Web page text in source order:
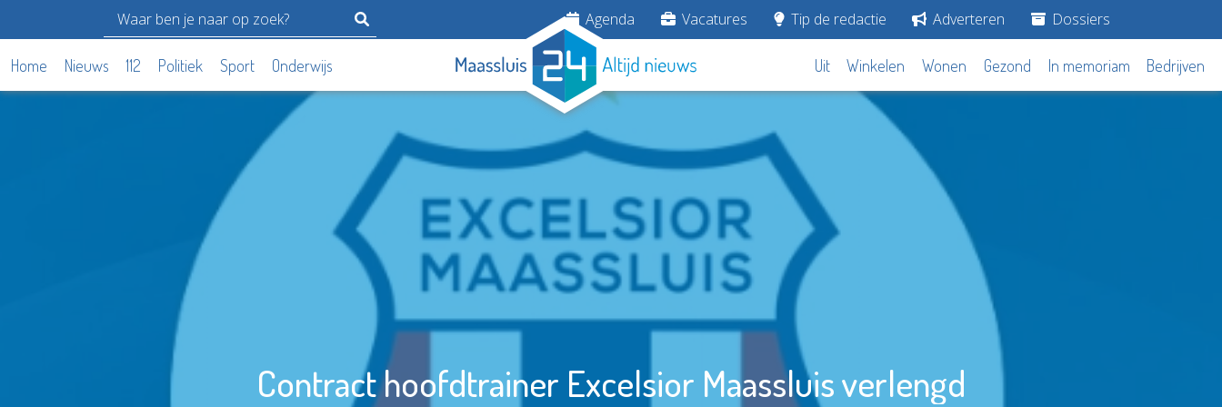
Agenda Vacatures Tip de redactie Adverteren Dossiers
Home Nieuws 112 Politiek Sport Onderwijs Uit Winkelen Wonen Gezond In memoriam Bedrijven
Contract hoofdtrainer Excelsior Maassluis verlengd